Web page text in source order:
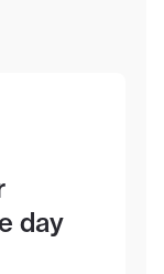
day